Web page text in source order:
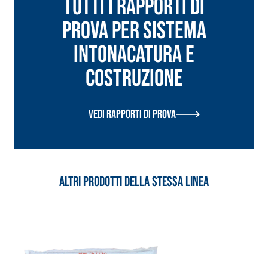
Tutti i rapporti di
prova per Sistema
INTONACATURA E
COSTRUZIONE
Vedi rapporti di prova
Altri prodotti della stessa linea
alleggeriti